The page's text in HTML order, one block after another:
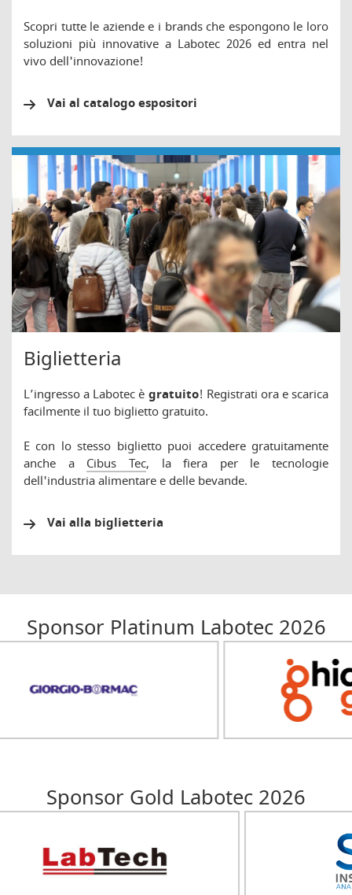
Scopri tutte le aziende e i brands che espongono le loro
soluzioni più innovative a Labotec 2026 ed entra nel
vivo dell'innovazione!
Vai al catalogo espositori
Biglietteria
L’ingresso a Labotec è gratuito! Registrati ora e scarica
facilmente il tuo biglietto gratuito.
E con lo stesso biglietto puoi accedere gratuitamente
anche a Cibus Tec, la fiera per le tecnologie
dell'industria alimentare e delle bevande.
Vai alla biglietteria
Sponsor Platinum Labotec 2026
Sponsor Gold Labotec 2026